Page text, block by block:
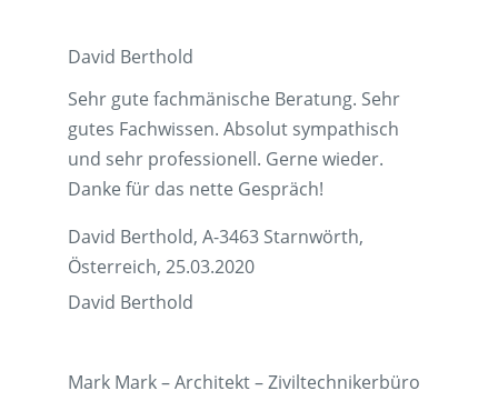
David Berthold
Sehr gute fachmänische Beratung. Sehr
gutes Fachwissen. Absolut sympathisch
und sehr professionell. Gerne wieder.
Danke für das nette Gespräch!
David Berthold, A-3463 Starnwörth,
Österreich, 25.03.2020
David Berthold
Mark Mark – Architekt – Ziviltechnikerbüro